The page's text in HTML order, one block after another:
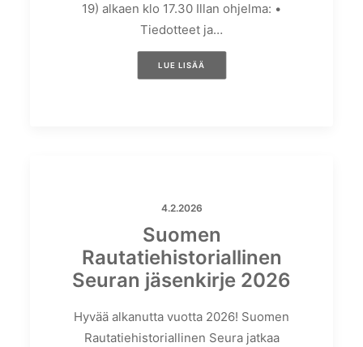
19) alkaen klo 17.30 Illan ohjelma: •
Tiedotteet ja…
LUE LISÄÄ
4.2.2026
Suomen
Rautatiehistoriallinen
Seuran jäsenkirje 2026
Hyvää alkanutta vuotta 2026! Suomen
Rautatiehistoriallinen Seura jatkaa